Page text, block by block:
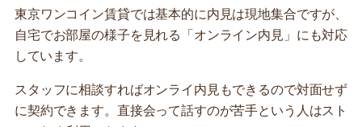
東京ワンコイン賃貸では基本的に内見は現地集合ですが、
自宅でお部屋の様子を見れる「オンライン内見」にも対応
しています。
スタッフに相談すればオンライ内見もできるので対面せず
に契約できます。直接会って話すのが苦手という人はスト